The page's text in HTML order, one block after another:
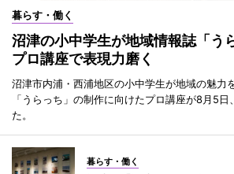
暮らす・働く
沼津の小中学生が地域情報誌「う
プロ講座で表現力磨く
沼津市内浦・西浦地区の小中学生が地域の魅力
「うらっち」の制作に向けたプロ講座が8月5
た。
暮らす・働く